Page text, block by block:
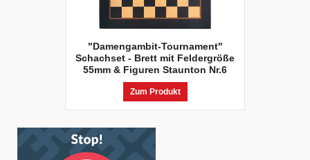
"Damengambit-Tournament"
Schachset - Brett mit Feldergröße
55mm & Figuren Staunton Nr.6
Zum Produkt